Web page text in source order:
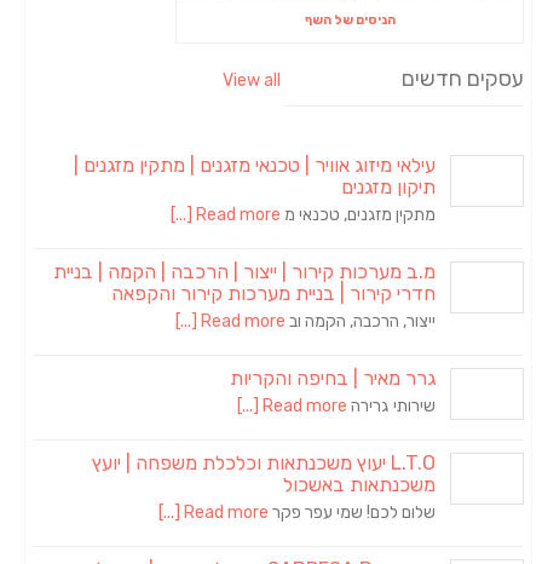
הניסים של השף
עסקים חדשים View all
עילאי מיזוג אוויר | טכנאי מזגנים | מתקין מזגנים |
תיקון מזגנים
מתקין מזגנים, טכנאי מ Read more [...]
מ.ב מערכות קירור | ייצור | הרכבה | הקמה | בניית
חדרי קירור | בניית מערכות קירור והקפאה
ייצור, הרכבה, הקמה וב Read more [...]
גרר מאיר | בחיפה והקריות
שירותי גרירה Read more [...]
L.T.O יעוץ משכנתאות וכלכלת משפחה | יועץ
משכנתאות באשכול
שלום לכם! שמי עפר פקר Read more [...]